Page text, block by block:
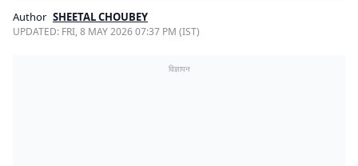
Author SHEETAL CHOUBEY
UPDATED: FRI, 8 MAY 2026 07:37 PM (IST)
विज्ञापन